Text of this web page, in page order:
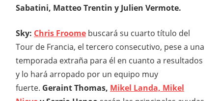
Sabatini, Matteo Trentin y Julien Vermote.
Sky: Chris Froome buscará su cuarto título del
Tour de Francia, el tercero consecutivo, pese a una
temporada extraña para él en cuanto a resultados
y lo hará arropado por un equipo muy
fuerte. Geraint Thomas, Mikel Landa, Mikel